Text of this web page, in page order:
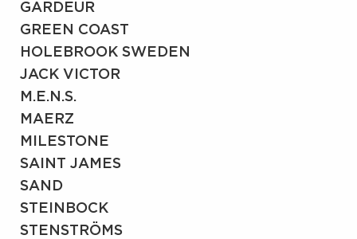
GARDEUR
GREEN COAST
HOLEBROOK SWEDEN
JACK VICTOR
M.E.N.S.
MAERZ
MILESTONE
SAINT JAMES
SAND
STEINBOCK
STENSTRÖMS